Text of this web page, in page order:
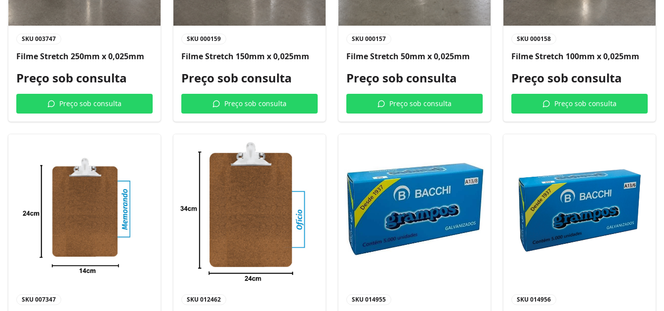
SKU 003747
Filme Stretch 250mm x 0,025mm
Preço sob consulta
Preço sob consulta
SKU 000159
Filme Stretch 150mm x 0,025mm
Preço sob consulta
Preço sob consulta
SKU 000157
Filme Stretch 50mm x 0,025mm
Preço sob consulta
Preço sob consulta
SKU 000158
Filme Stretch 100mm x 0,025mm
Preço sob consulta
Preço sob consulta
SKU 007347 SKU 012462 SKU 014955 SKU 014956